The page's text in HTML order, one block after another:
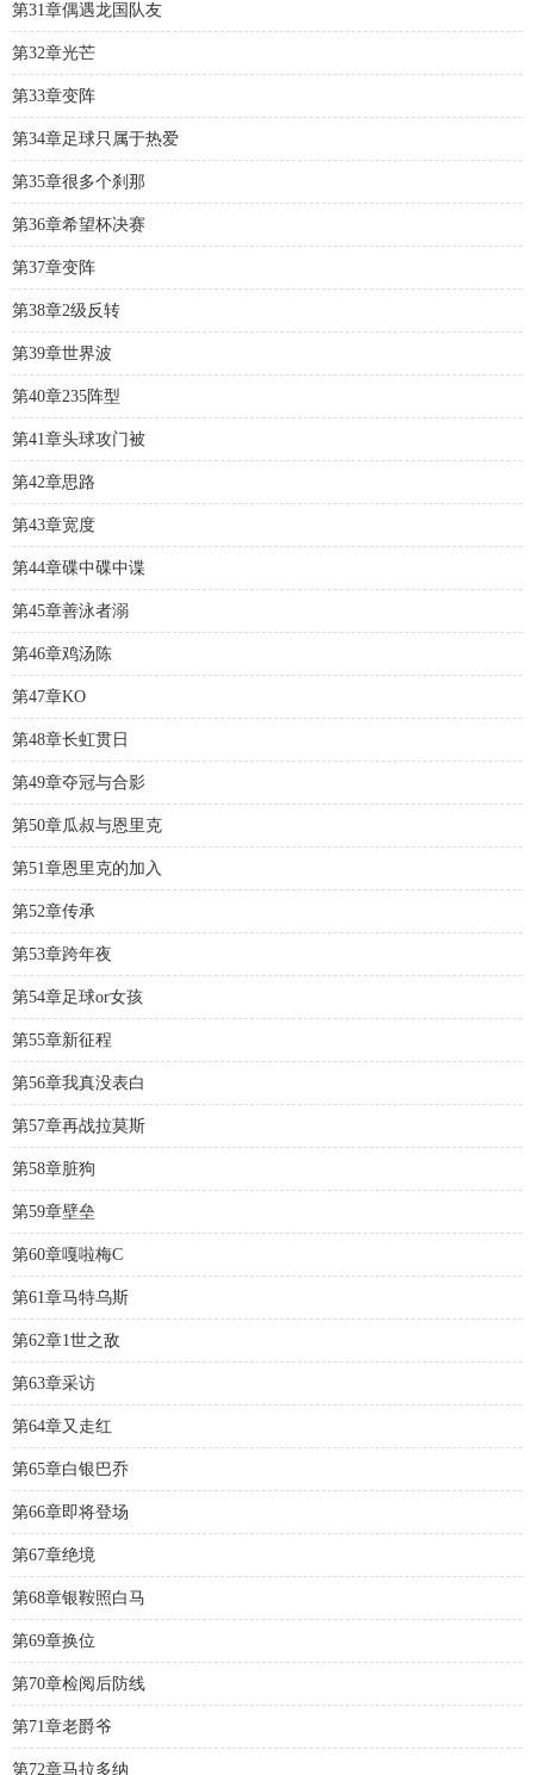
第31章偶遇龙国队友
第32章光芒
第33章变阵
第34章足球只属于热爱
第35章很多个刹那
第36章希望杯决赛
第37章变阵
第38章2级反转
第39章世界波
第40章235阵型
第41章头球攻门被
第42章思路
第43章宽度
第44章碟中碟中谍
第45章善泳者溺
第46章鸡汤陈
第47章KO
第48章长虹贯日
第49章夺冠与合影
第50章瓜叔与恩里克
第51章恩里克的加入
第52章传承
第53章跨年夜
第54章足球or女孩
第55章新征程
第56章我真没表白
第57章再战拉莫斯
第58章脏狗
第59章壁垒
第60章嘎啦梅C
第61章马特乌斯
第62章1世之敌
第63章采访
第64章又走红
第65章白银巴乔
第66章即将登场
第67章绝境
第68章银鞍照白马
第69章换位
第70章检阅后防线
第71章老爵爷
第72章马拉多纳